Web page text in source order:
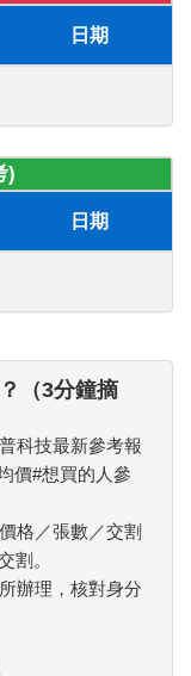
日期
)
日期
（3分鐘摘
科技最新參考報
價#想買的人參
格／張數／交割
割。
辦理，核對身分